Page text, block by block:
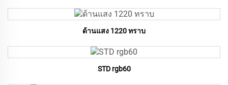
ด้านแสง 1220 ทราบ
STD rgb60